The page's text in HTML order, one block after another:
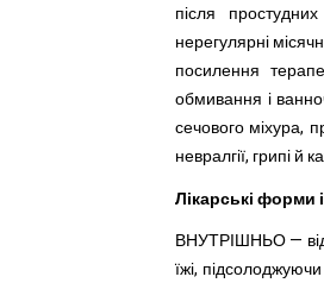
після
нерегулярні
посилення
обмивання і
сечового міхура,
невралгії, грипі й
Лікарські форми
ВНУТРІШНЬО —
їжі,